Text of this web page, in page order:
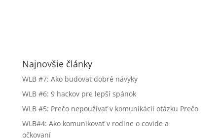
Najnovšie články
WLB #7: Ako budovať dobré návyky
WLB #6: 9 hackov pre lepší spánok
WLB #5: Prečo nepoužívať v komunikácii otázku Prečo
WLB#4: Ako komunikovať v rodine o covide a
očkovaní